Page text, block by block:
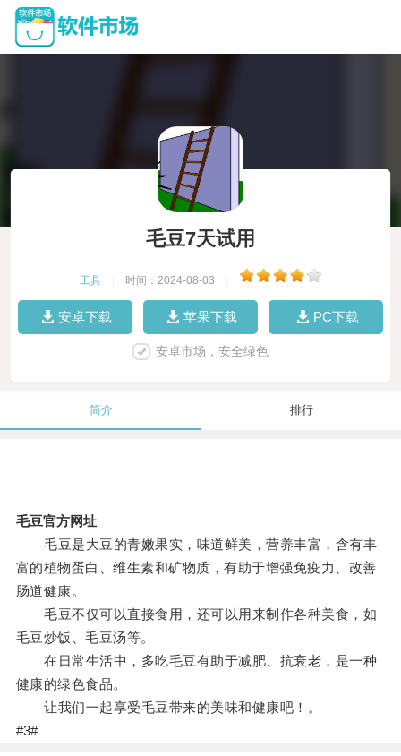
毛豆7天试用
工具 时间：2024-08-03
安卓下载 苹果下载 PC下载
安卓市场，安全绿色
简介 排行
毛豆官方网址
毛豆是大豆的青嫩果实，味道鲜美，营养丰富，含有丰
富的植物蛋白、维生素和矿物质，有助于增强免疫力、改善
肠道健康。
毛豆不仅可以直接食用，还可以用来制作各种美食，如
毛豆炒饭、毛豆汤等。
在日常生活中，多吃毛豆有助于减肥、抗衰老，是一种
健康的绿色食品。
让我们一起享受毛豆带来的美味和健康吧！。
#3#